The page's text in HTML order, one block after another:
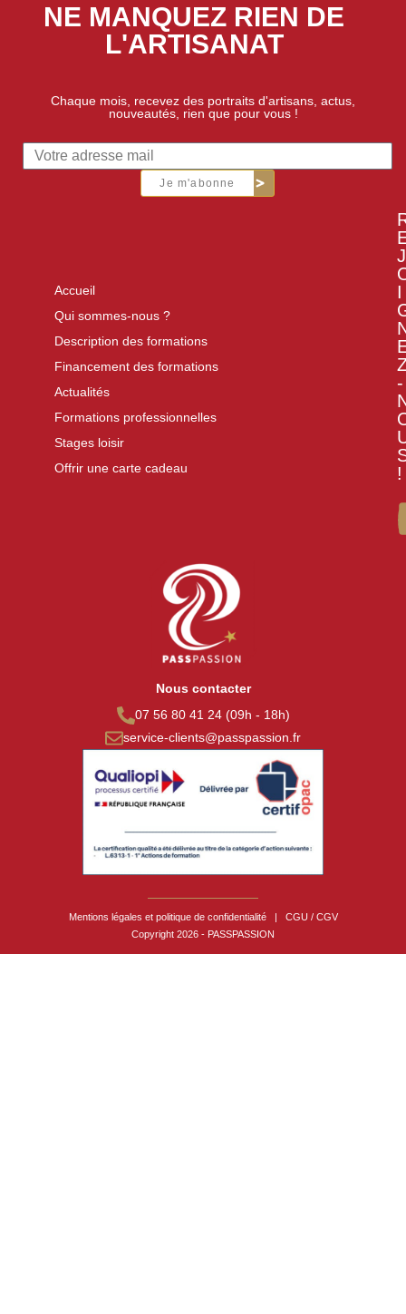
NE MANQUEZ RIEN DE
L'ARTISANAT
Chaque mois, recevez des portraits d'artisans, actus,
nouveautés, rien que pour vous !
Je m'abonne
Accueil
Qui sommes-nous ?
Description des formations
Financement des formations
Actualités
Formations professionnelles
Stages loisir
Offrir une carte cadeau
J
I
-
!
Nous contacter
07 56 80 41 24 (09h - 18h)
service-clients@passpassion.fr
Mentions légales et politique de confidentialité |
CGU / CGV
Copyright 2026 - PASSPASSION